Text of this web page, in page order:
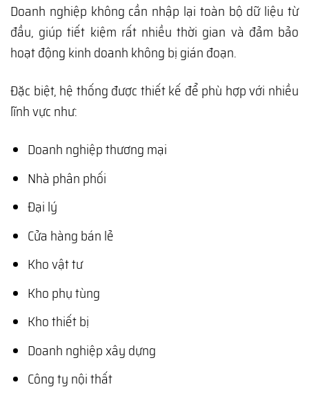
Doanh nghiệp không cần nhập lại toàn bộ dữ liệu từ
đầu, giúp tiết kiệm rất nhiều thời gian và đảm bảo
hoạt động kinh doanh không bị gián đoạn.
Đặc biệt, hệ thống được thiết kế để phù hợp với nhiều
lĩnh vực như:
Doanh nghiệp thương mại
Nhà phân phối
Đại lý
Cửa hàng bán lẻ
Kho vật tư
Kho phụ tùng
Kho thiết bị
Doanh nghiệp xây dựng
Công ty nội thất